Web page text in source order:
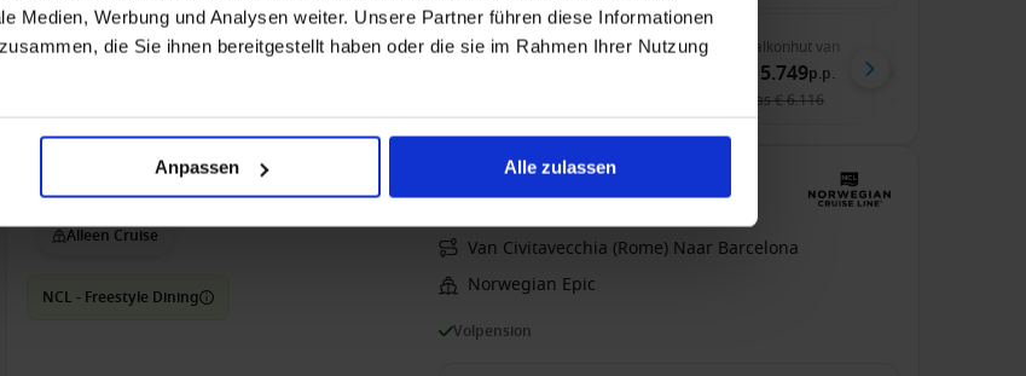
Medien, Werbung und Analysen weiter. Unsere Partner führen diese Informationen
die Sie ihnen bereitgestellt haben oder die sie im Rahmen Ihrer Nutzung
Anpassen Alle zulassen
Binnenhutvan Buitenhutvan Balkonhutvan
€ 5.749p.p.
was€ 6.116
Westelijke Middellandse Zee vanaf Civitavecchia (Rome), Italië met de
Alleen Cruise
NCL - Freestyle Dining
Van Civitavecchia (Rome) Naar Barcelona
Norwegian Epic
Volpension